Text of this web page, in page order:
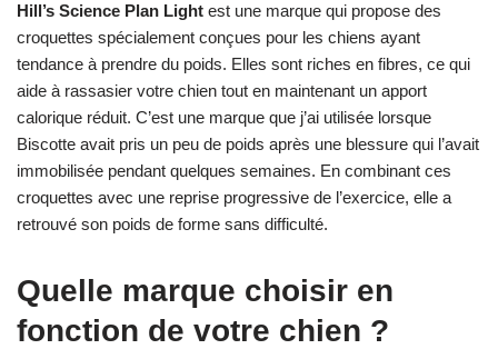
Hill’s Science Plan Light est une marque qui propose des
croquettes spécialement conçues pour les chiens ayant
tendance à prendre du poids. Elles sont riches en fibres, ce qui
aide à rassasier votre chien tout en maintenant un apport
calorique réduit. C’est une marque que j’ai utilisée lorsque
Biscotte avait pris un peu de poids après une blessure qui l’avait
immobilisée pendant quelques semaines. En combinant ces
croquettes avec une reprise progressive de l’exercice, elle a
retrouvé son poids de forme sans difficulté.
Quelle marque choisir en
fonction de votre chien ?